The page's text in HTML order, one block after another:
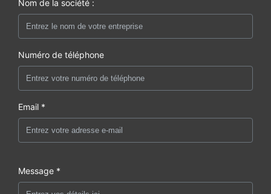
Nom de la société :
Numéro de téléphone
Email *
Message *